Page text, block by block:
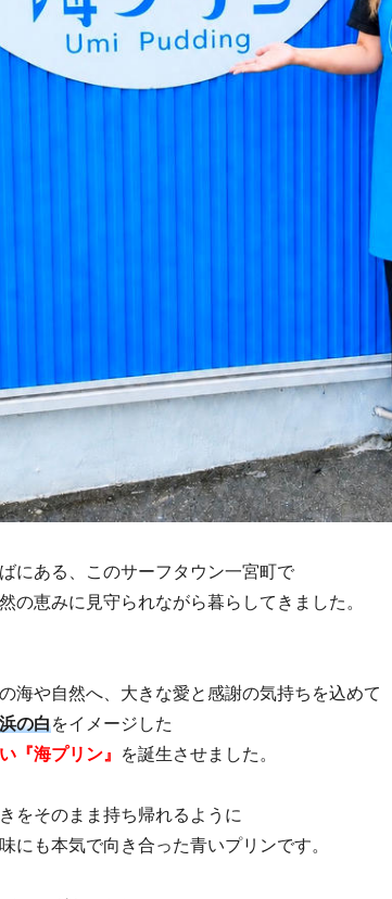
にある、このサーフタウン一宮町で
の恵みに見守られながら暮らしてきました。
海や自然へ、大きな愛と感謝の気持ちを込めて
の白をイメージした
『海プリン』
を誕生させました。
をそのまま持ち帰れるように
にも本気で向き合った青いプリンです。